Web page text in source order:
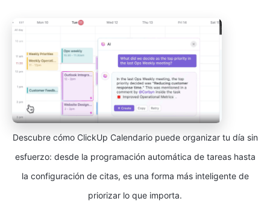
Descubre cómo ClickUp Calendario puede organizar tu día sin
esfuerzo: desde la programación automática de tareas hasta
la configuración de citas, es una forma más inteligente de
priorizar lo que importa.